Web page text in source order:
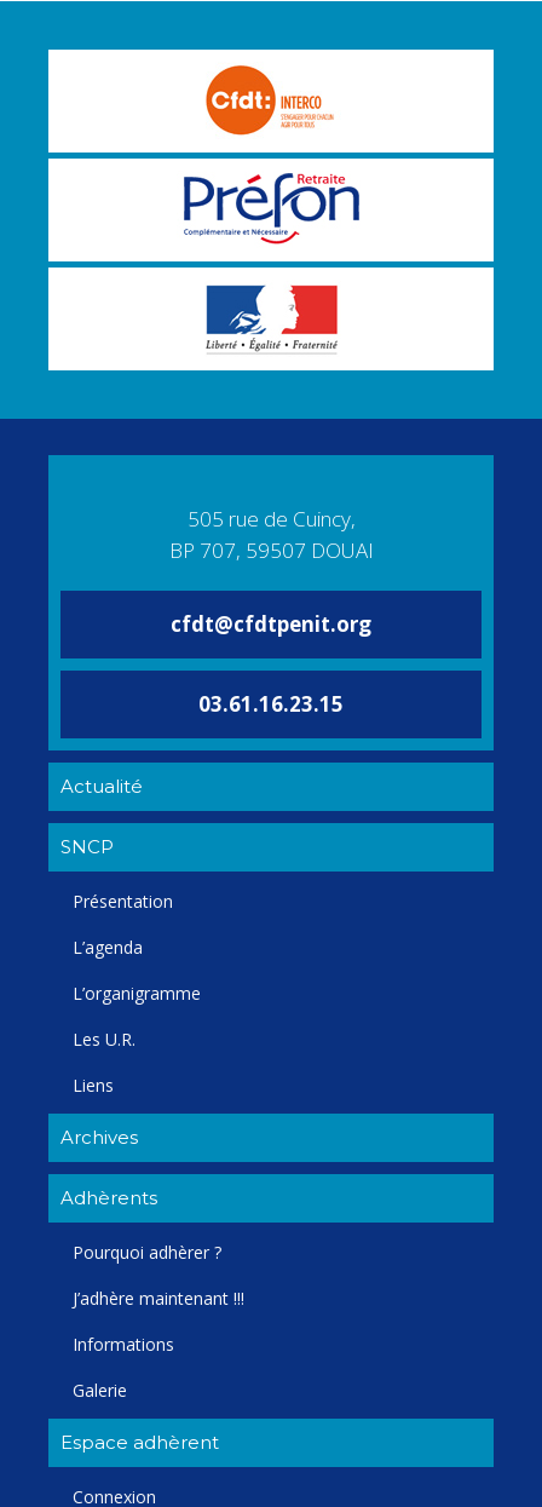
505 rue de Cuincy,
BP 707, 59507 DOUAI
cfdt@cfdtpenit.org
03.61.16.23.15
Actualité
SNCP
Présentation
L’agenda
L’organigramme
Les U.R.
Liens
Archives
Adhèrents
Pourquoi adhèrer ?
J’adhère maintenant !!!
Informations
Galerie
Espace adhèrent
Connexion